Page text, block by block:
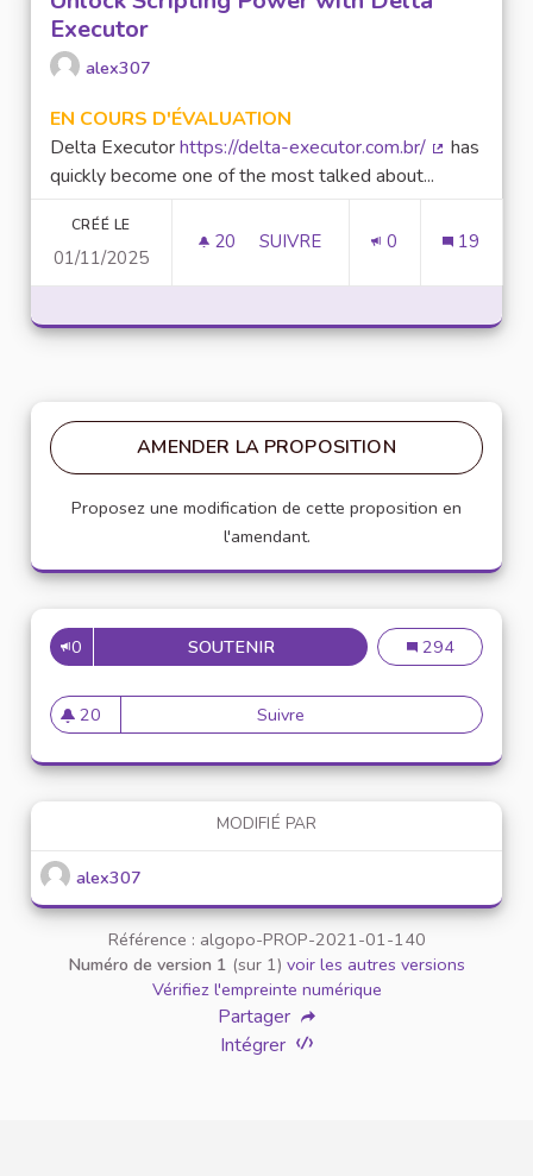
Executor
alex307
EN COURS D'ÉVALUATION
Delta Executorhttps://delta-executor.com.br/
has
quickly become one of the most talked about...
CRÉÉ LE
01/11/2025
20 20 ABONNÉS
SUIVRE 0 19
AMENDER LA PROPOSITION
Proposez une modification de cette proposition en
l'amendant.
0 SOUTENIRMISE EN PLACE DEMise en place
294
20
20 abonnés
Suivre Mise en place de référents
MODIFIÉ PAR
alex307
Référence : algopo-PROP-2021-01-140
Numéro de version 1 (sur 1) voir les autres versions
Vérifiez l'empreinte numérique
Partager
Intégrer